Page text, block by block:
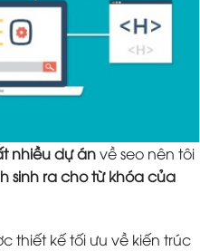
nhiều dự ánvề seo nên tôi
sinh ra cho từ khóa của
thiết kế tối ưu về kiến trúc